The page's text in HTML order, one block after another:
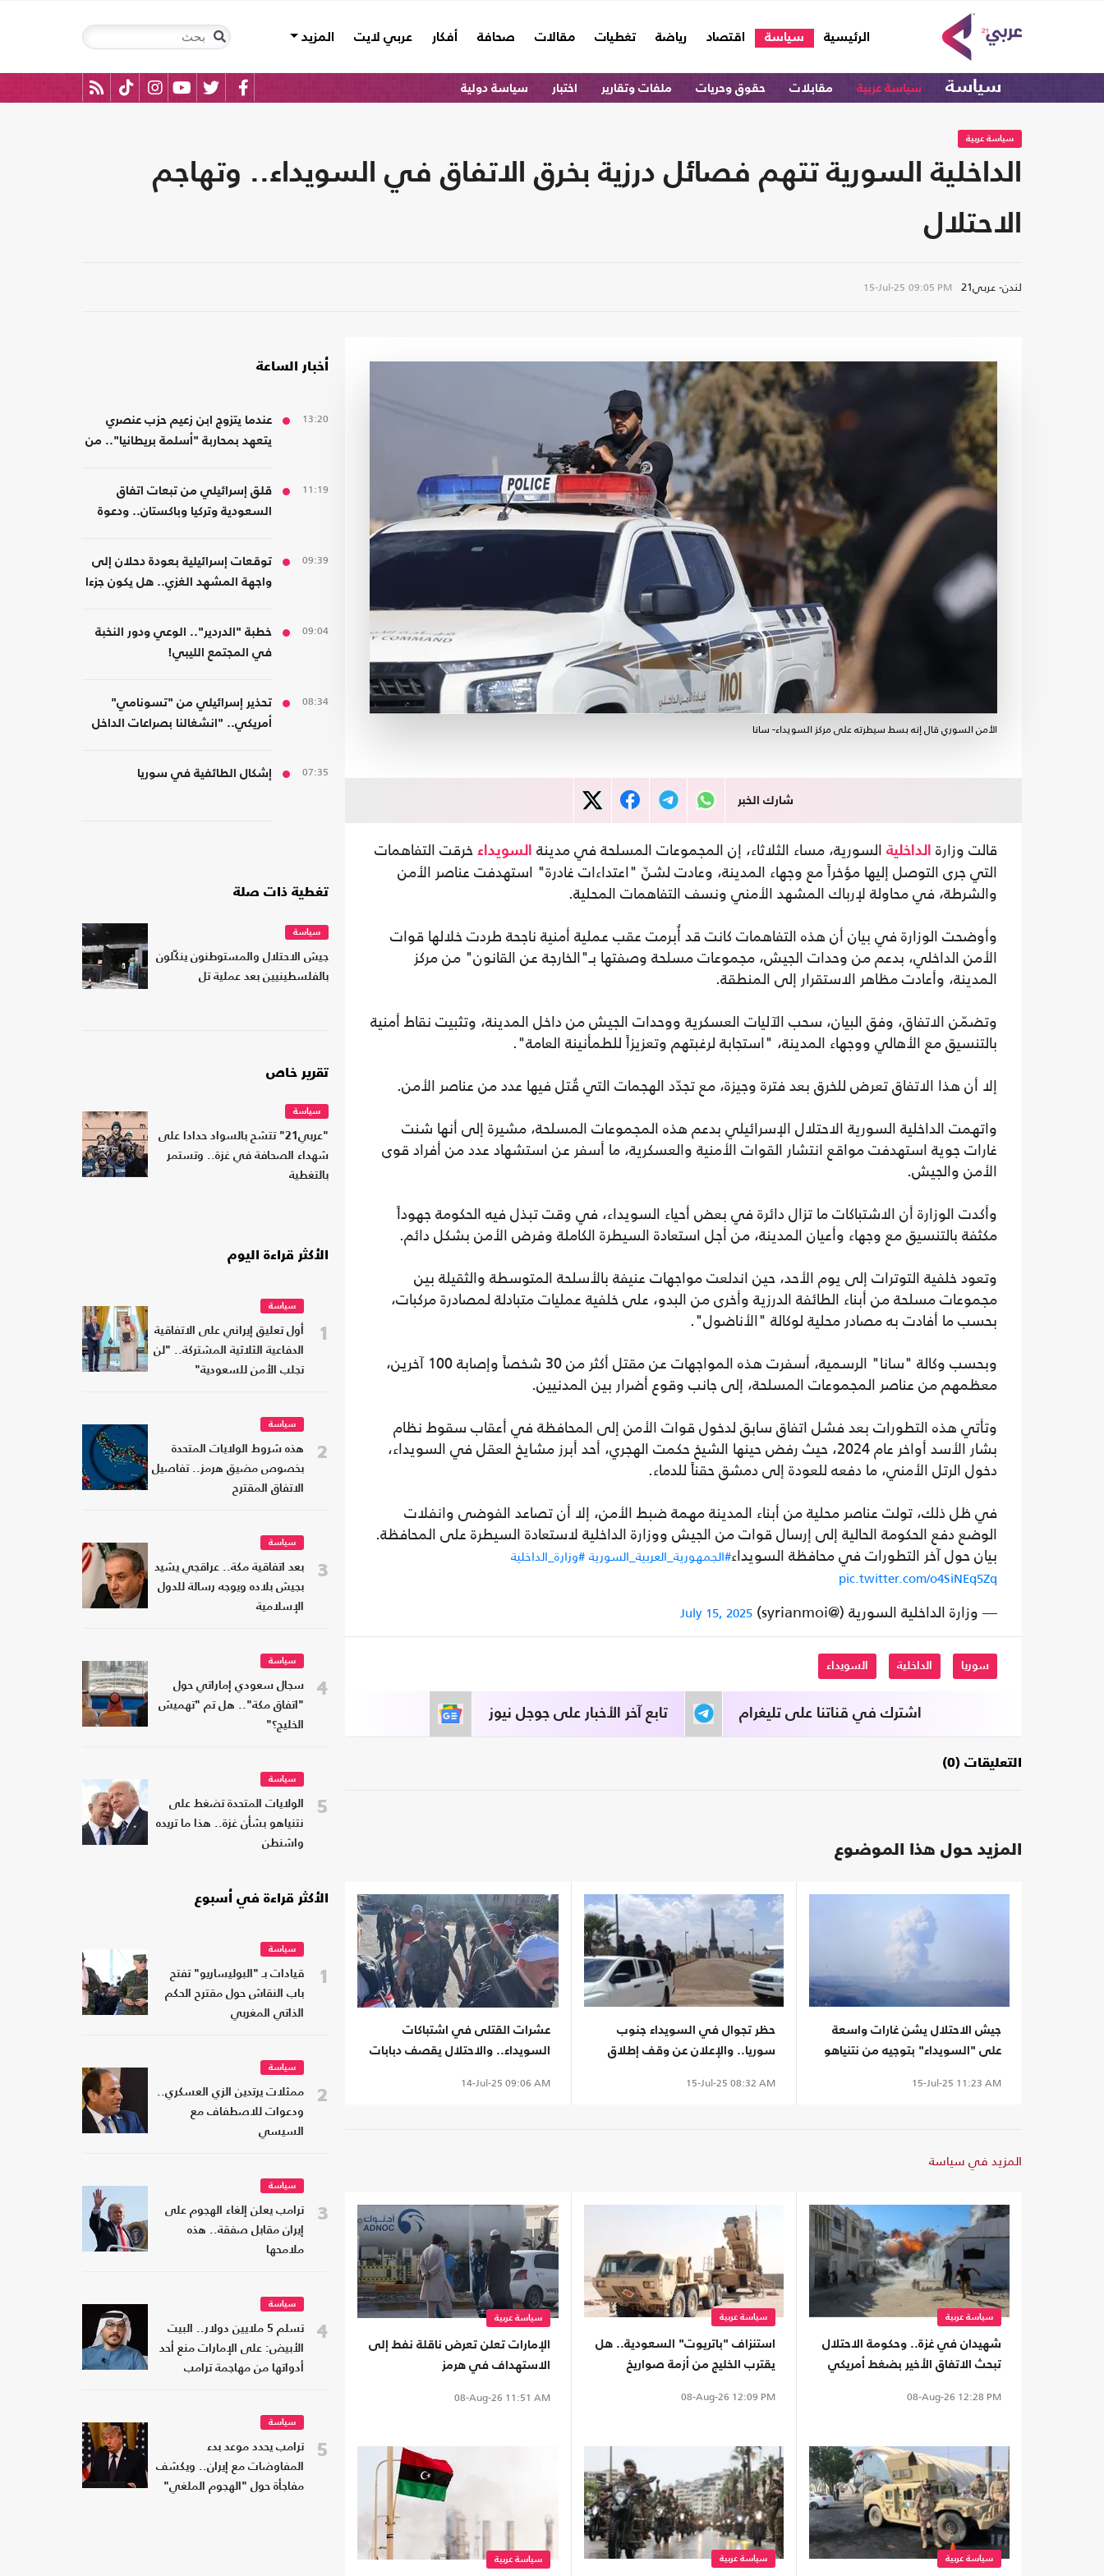
الرئيسية
(current) سياسة اقتصاد رياضة تغطيات مقالات صحافة أفكار عربي لايت المزيد
سياسة سياسة عربية مقابلات حقوق وحريات ملفات وتقارير اختبار سياسة دولية
سياسة عربية
الداخلية السورية تتهم فصائل درزية بخرق الاتفاق في السويداء.. وتهاجم
الاحتلال
لندن- عربي21 15-Jul-25 09:05 PM
الأمن السوري قال إنه بسط سيطرته على مركز السويداء- سانا
شارك الخبر
قالت وزارة الداخلية السورية، مساء الثلاثاء، إن المجموعات المسلحة في مدينة السويداء خرقت التفاهمات
التي جرى التوصل إليها مؤخراً مع وجهاء المدينة، وعادت لشنّ "اعتداءات غادرة" استهدفت عناصر الأمن
والشرطة، في محاولة لإرباك المشهد الأمني ونسف التفاهمات المحلية.
وأوضحت الوزارة في بيان أن هذه التفاهمات كانت قد أُبرمت عقب عملية أمنية ناجحة طردت خلالها قوات
الأمن الداخلي، بدعم من وحدات الجيش، مجموعات مسلحة وصفتها بـ"الخارجة عن القانون" من مركز
المدينة، وأعادت مظاهر الاستقرار إلى المنطقة.
وتضمّن الاتفاق، وفق البيان، سحب الآليات العسكرية ووحدات الجيش من داخل المدينة، وتثبيت نقاط أمنية
بالتنسيق مع الأهالي ووجهاء المدينة، "استجابة لرغبتهم وتعزيزاً للطمأنينة العامة".
إلا أن هذا الاتفاق تعرض للخرق بعد فترة وجيزة، مع تجدّد الهجمات التي قُتل فيها عدد من عناصر الأمن.
واتهمت الداخلية السورية الاحتلال الإسرائيلي بدعم هذه المجموعات المسلحة، مشيرة إلى أنها شنت
غارات جوية استهدفت مواقع انتشار القوات الأمنية والعسكرية، ما أسفر عن استشهاد عدد من أفراد قوى
الأمن والجيش.
وأكدت الوزارة أن الاشتباكات ما تزال دائرة في بعض أحياء السويداء، في وقت تبذل فيه الحكومة جهوداً
مكثفة بالتنسيق مع وجهاء وأعيان المدينة، من أجل استعادة السيطرة الكاملة وفرض الأمن بشكل دائم.
وتعود خلفية التوترات إلى يوم الأحد، حين اندلعت مواجهات عنيفة بالأسلحة المتوسطة والثقيلة بين
مجموعات مسلحة من أبناء الطائفة الدرزية وأخرى من البدو، على خلفية عمليات متبادلة لمصادرة مركبات،
بحسب ما أفادت به مصادر محلية لوكالة "الأناضول".
وبحسب وكالة "سانا" الرسمية، أسفرت هذه المواجهات عن مقتل أكثر من 30 شخصاً وإصابة 100 آخرين،
معظمهم من عناصر المجموعات المسلحة، إلى جانب وقوع أضرار بين المدنيين.
وتأتي هذه التطورات بعد فشل اتفاق سابق لدخول قوات الأمن إلى المحافظة في أعقاب سقوط نظام
بشار الأسد أواخر عام 2024، حيث رفض حينها الشيخ حكمت الهجري، أحد أبرز مشايخ العقل في السويداء،
دخول الرتل الأمني، ما دفعه للعودة إلى دمشق حقناً للدماء.
في ظل ذلك، تولت عناصر محلية من أبناء المدينة مهمة ضبط الأمن، إلا أن تصاعد الفوضى وانفلات
الوضع دفع الحكومة الحالية إلى إرسال قوات من الجيش ووزارة الداخلية لاستعادة السيطرة على المحافظة.
بيان حول آخر التطورات في محافظة السويداء#الجمهورية_العربية_السورية #وزارة_الداخلية
pic.twitter.com/o4SiNEq5Zq
— وزارة الداخلية السورية (@syrianmoi) July 15, 2025
سوريا الداخلية السويداء
تابع آخر الأخبار على جوجل نيوز اشترك في قناتنا على تليغرام
التعليقات (0)
المزيد حول هذا الموضوع
جيش الاحتلال يشن غارات واسعة
على "السويداء" بتوجيه من نتنياهو
15-Jul-25 11:23 AM
حظر تجوال في السويداء جنوب
سوريا.. والإعلان عن وقف إطلاق
15-Jul-25 08:32 AM
عشرات القتلى في اشتباكات
السويداء.. والاحتلال يقصف دبابات
14-Jul-25 09:06 AM
المزيد في سياسة
سياسة عربية
شهيدان في غزة.. وحكومة الاحتلال
تبحث الاتفاق الأخير بضغط أمريكي
08-Aug-26 12:28 PM
سياسة عربية
استنزاف "باتريوت" السعودية.. هل
يقترب الخليج من أزمة صواريخ
08-Aug-26 12:09 PM
سياسة عربية
الإمارات تعلن تعرض ناقلة نفط إلى
الاستهداف في هرمز
08-Aug-26 11:51 AM
سياسة عربية سياسة عربية سياسة عربية
أخبار الساعة
13:20
عندما يتزوج ابن زعيم حزب عنصري
يتعهد بمحاربة "أسلمة بريطانيا".. من
11:19
قلق إسرائيلي من تبعات اتفاق
السعودية وتركيا وباكستان.. ودعوة
09:39
توقعات إسرائيلية بعودة دحلان إلى
واجهة المشهد الغزي.. هل يكون جزءا
09:04
خطبة "الدردير".. الوعي ودور النخبة
في المجتمع الليبي!
08:34
تحذير إسرائيلي من "تسونامي"
أمريكي.. "انشغالنا بصراعات الداخل
07:35 إشكال الطائفية في سوريا
تغطية ذات صلة
سياسة
جيش الاحتلال والمستوطنون ينكّلون
بالفلسطينيين بعد عملية تل
تقرير خاص
سياسة
"عربي21" تتشح بالسواد حدادا على
شهداء الصحافة في غزة.. وتستمر
بالتغطية
الأكثر قراءة اليوم
1
سياسة
أول تعليق إيراني على الاتفاقية
الدفاعية الثلاثية المشتركة.. "لن
تجلب الأمن للسعودية"
2
سياسة
هذه شروط الولايات المتحدة
بخصوص مضيق هرمز.. تفاصيل
الاتفاق المقترح
3
سياسة
بعد اتفاقية مكة.. عراقجي يشيد
بجيش بلاده ويوجه رسالة للدول
الإسلامية
4
سياسة
سجال سعودي إماراتي حول
"اتفاق مكة".. هل تم "تهميش
الخليج؟"
5
سياسة
الولايات المتحدة تضغط على
نتنياهو بشأن غزة.. هذا ما تريده
واشنطن
الأكثر قراءة في أسبوع
1
سياسة
قيادات بـ "البوليساريو" تفتح
باب النقاش حول مقترح الحكم
الذاتي المغربي
2
سياسة
ممثلات يرتدين الزي العسكري..
ودعوات للاصطفاف مع
السيسي
3
سياسة
ترامب يعلن إلغاء الهجوم على
إيران مقابل صفقة.. هذه
ملامحها
4
سياسة
تسلم 5 ملايين دولار.. البيت
الأبيض: على الإمارات منع أحد
أدواتها من مهاجمة ترامب
5
سياسة
ترامب يحدد موعد بدء
المفاوضات مع إيران.. ويكشف
مفاجأة حول "الهجوم الملغي"